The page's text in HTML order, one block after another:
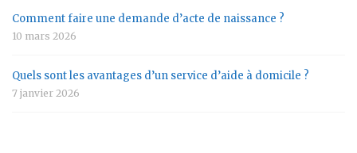
Comment faire une demande d’acte de naissance ?
10 mars 2026
Quels sont les avantages d’un service d’aide à domicile ?
7 janvier 2026